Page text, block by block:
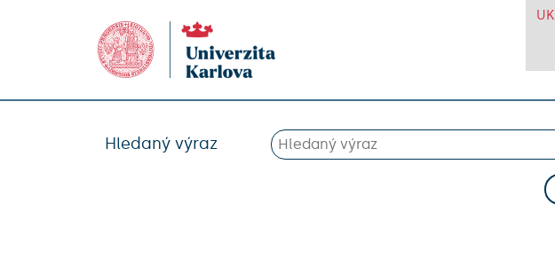
UK
Hledaný výraz